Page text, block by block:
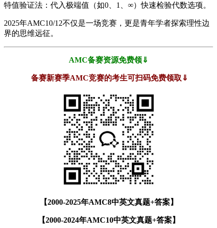
特值验证法：代入极端值（如0、1、∞）快速检验代数选项。
2025年AMC10/12不仅是一场竞赛，更是青年学者探索理性边
界的思维远征。
AMC备赛资源免费领⇓
备赛新赛季AMC竞赛的考生可扫码免费领取⇓
【2000-2025年AMC8中英文真题+答案】
【2000-2024年AMC10中英文真题+答案】